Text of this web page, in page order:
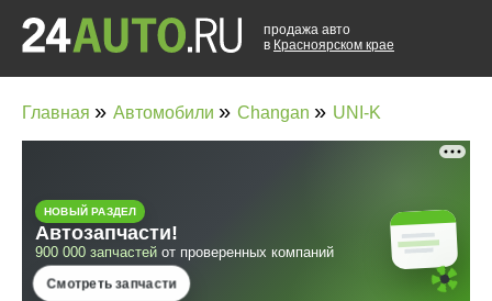
продажа авто
в Красноярском крае
Главная » Автомобили » Changan » UNI-K